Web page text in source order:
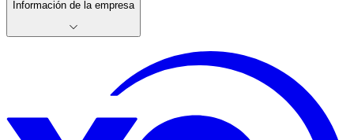
Información de la empresa